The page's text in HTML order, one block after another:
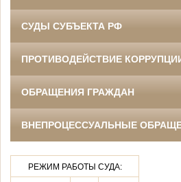
СУДЫ СУБЪЕКТА РФ
ПРОТИВОДЕЙСТВИЕ
ОБРАЩЕНИЯ ГРАЖДАН
ВНЕПРОЦЕССУАЛЬНЫЕ
РЕЖИМ РАБОТЫ СУДА: